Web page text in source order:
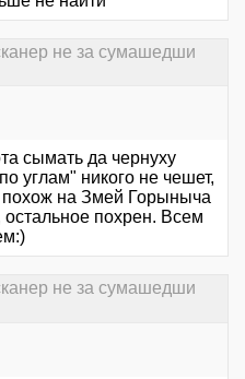
не за сумашедши
сымать да чернуху
углам" никого не чешет,
на Змей Горыныча
остальное похрен. Всем
не за сумашедши